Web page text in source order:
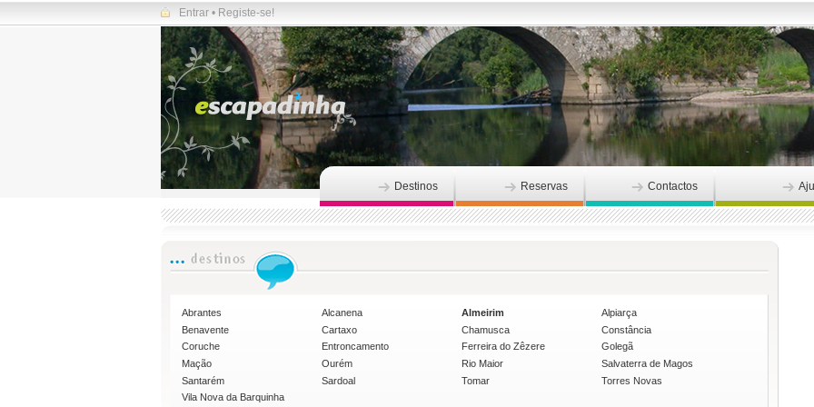
Entrar • Registe-se!
Destinos Reservas Contactos
Abrantes Alcanena Almeirim
Alpiarça
Benavente
Cartaxo Chamusca
Constância
Coruche
Entroncamento Ferreira do Zêzere
Golegã
Mação
Ourém Rio Maior
Salvaterra de Magos
Santarém
Sardoal Tomar
Torres Novas
Vila Nova da Barquinha